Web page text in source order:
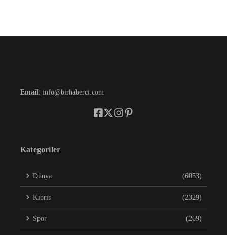
Email : info@birhaberci.com
Kategoriler
Dünya (6053)
Kıbrıs (2329)
Spor (269)